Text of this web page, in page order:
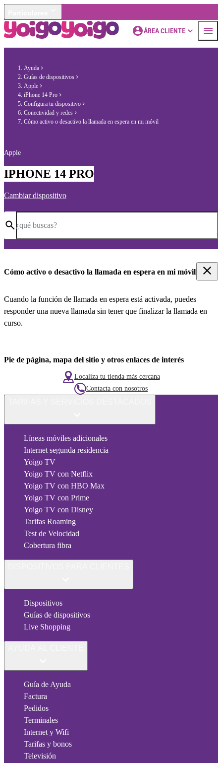
ÁREA CLIENTE
Ayuda
Guías de dispositivos
Apple
iPhone 14 Pro
Configura tu dispositivo
Conectividad y redes
Cómo activo o desactivo la llamada en espera en mi móvil
Apple
IPHONE 14 PRO
Cambiar dispositivo
¿qué buscas?
Cómo activo o desactivo la llamada en espera en mi móvil
Cuando la función de llamada en espera está activada, puedes
responder una nueva llamada sin tener que finalizar la llamada en
curso.
Pie de página, mapa del sitio y otros enlaces de interés
Localiza tu tienda más cercana
Contacta con nosotros
Líneas móviles adicionales
Internet segunda residencia
Yoigo TV
Yoigo TV con Netflix
Yoigo TV con HBO Max
Yoigo TV con Prime
Yoigo TV con Disney
Tarifas Roaming
Test de Velocidad
Cobertura fibra
Dispositivos
Guías de dispositivos
Live Shopping
Guía de Ayuda
Factura
Pedidos
Terminales
Internet y Wifi
Tarifas y bonos
Televisión